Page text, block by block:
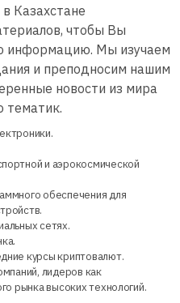
Казахстане
чтобы Вы
информацию. Мы изучаем
и преподносим нашим
новости из мира
тематик.
и аэрокосмической
обеспечения для
сетях.
курсы криптовалют.
лидеров как
рынка высоких технологий.